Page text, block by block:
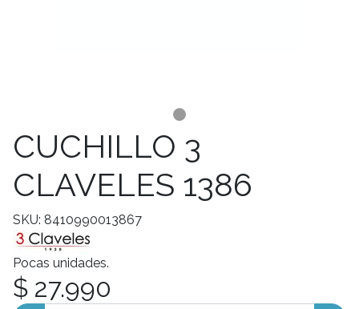
CUCHILLO 3
CLAVELES 1386
SKU: 8410990013867
Pocas unidades.
$ 27.990